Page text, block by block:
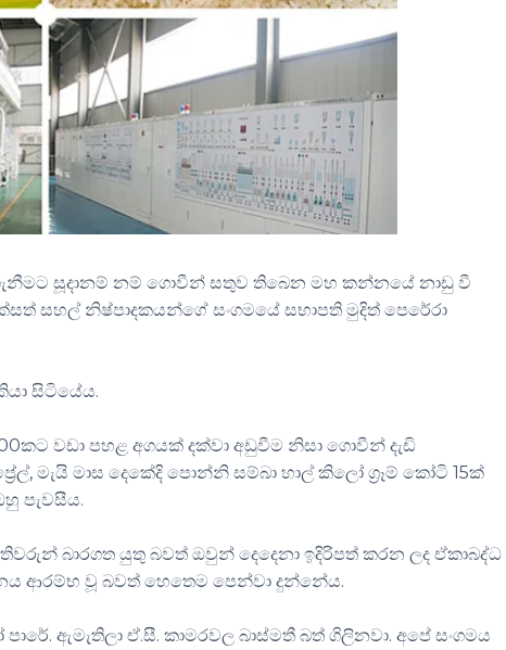
සූදානම් නම් ගොවීන් සතුව තිබෙන මහ කන්නයේ නාඩු වී
සහල් නිෂ්පාදකයන්ගේ සංගමයේ සභාපති මුදිත් පෙරේරා
සිටියේය.
වඩා පහළ අගයක් දක්වා අඩුවීම නිසා ගොවීන් දැඩි
මැයි මාස දෙකේදි පොන්නි සම්බා හාල් කිලෝ ග්‍රෑම් කෝටි 15ක්
පැවසීය.
බාරගත යුතු බවත් ඔවුන් දෙදෙනා ඉදිරිපත් කරන ලද ඒකාබද්ධ
ආරම්භ වූ බවත් හෙතෙම පෙන්වා දුන්නේය.
ඇමැතිලා ඒ.සී. කාමරවල බාස්මතී බත් ගිලිනවා. අපේ සංගමය